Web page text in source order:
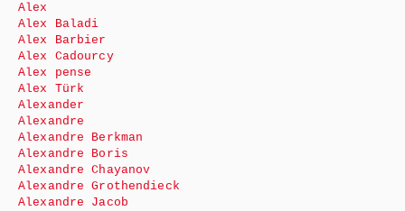
Alex
Alex Baladi
Alex Barbier
Alex Cadourcy
Alex pense
Alex Türk
Alexander
Alexandre
Alexandre Berkman
Alexandre Boris
Alexandre Chayanov
Alexandre Grothendieck
Alexandre Jacob